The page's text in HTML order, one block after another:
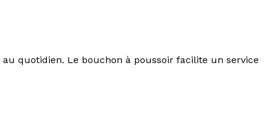
quotidien. Le bouchon à poussoir facilite un service